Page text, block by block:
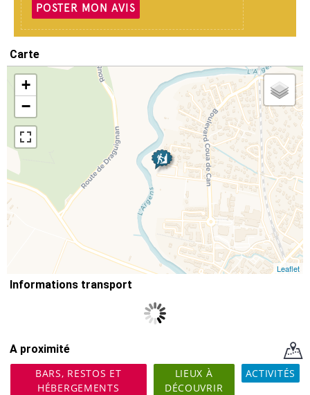
POSTER MON AVIS
Carte
+
−
Leaflet
Informations transport
A proximité
BARS, RESTOS ET
HÉBERGEMENTS
LIEUX À
DÉCOUVRIR
ACTIVITÉS